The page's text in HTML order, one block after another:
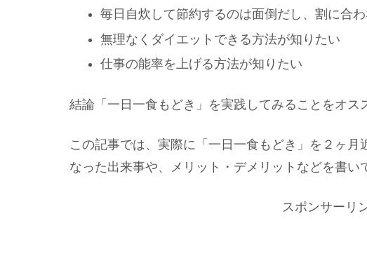
毎日自炊して節約するのは面倒だし、割に合
無理なくダイエットできる方法が知りたい
仕事の能率を上げる方法が知りたい
結論「一日一食もどき」を実践してみることをオス
この記事では、実際に「一日一食もどき」を２ヶ月
なった出来事や、メリット・デメリットなどを書い
スポンサーリ